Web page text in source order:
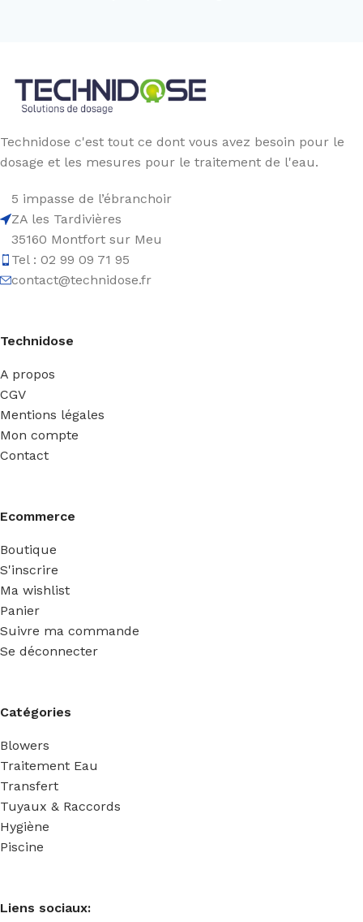
Technidose c'est tout ce dont vous avez besoin pour le
dosage et les mesures pour le traitement de l'eau.
5 impasse de l’ébranchoir
ZA les Tardivières
35160 Montfort sur Meu
Tel : 02 99 09 71 95
contact@technidose.fr
Technidose
A propos
CGV
Mentions légales
Mon compte
Contact
Ecommerce
Boutique
S'inscrire
Ma wishlist
Panier
Suivre ma commande
Se déconnecter
Catégories
Blowers
Traitement Eau
Transfert
Tuyaux & Raccords
Hygiène
Piscine
Liens sociaux: